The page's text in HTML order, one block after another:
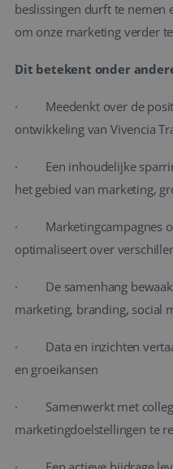
beslissingen durft te nemen
om onze marketing verder
Dit betekent onder
· Meedenkt over de
ontwikkeling van Vivencia
· Een inhoudelijke
het gebied van marketing,
· Marketingcampagnes
optimaliseert over
· De samenhang
marketing, branding, social
· Data en inzichten
en groeikansen
· Samenwerkt met
marketingdoelstellingen te